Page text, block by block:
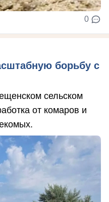
0
борьбу с
сельском
от комаров и